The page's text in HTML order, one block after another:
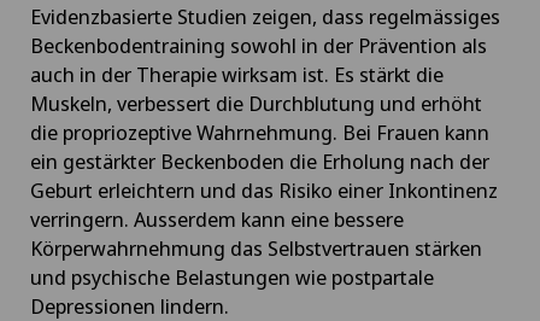
Evidenzbasierte Studien zeigen, dass regelmässiges
Beckenbodentraining sowohl in der Prävention als
auch in der Therapie wirksam ist. Es stärkt die
Muskeln, verbessert die Durchblutung und erhöht
die propriozeptive Wahrnehmung. Bei Frauen kann
ein gestärkter Beckenboden die Erholung nach der
Geburt erleichtern und das Risiko einer Inkontinenz
verringern. Ausserdem kann eine bessere
Körperwahrnehmung das Selbstvertrauen stärken
und psychische Belastungen wie postpartale
Depressionen lindern.